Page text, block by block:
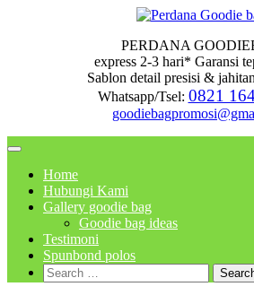
PERDANA
express 2-3 hari* Garansi
Sablon detail presisi &
Whatsapp/Tsel: 0821
Home
Hubungi Kami
Gallery goodie bag
Goodie bag ideas
Testimoni
Spunbond polos
Search
for: